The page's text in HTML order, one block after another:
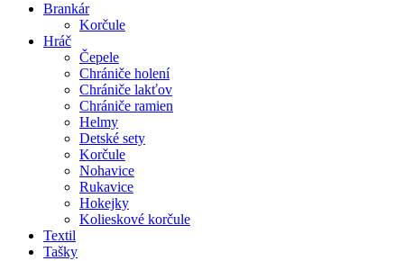
Brankár
Korčule
Hráč
Čepele
Chrániče holení
Chrániče lakťov
Chrániče ramien
Helmy
Detské sety
Korčule
Nohavice
Rukavice
Hokejky
Kolieskové korčule
Textil
Tašky